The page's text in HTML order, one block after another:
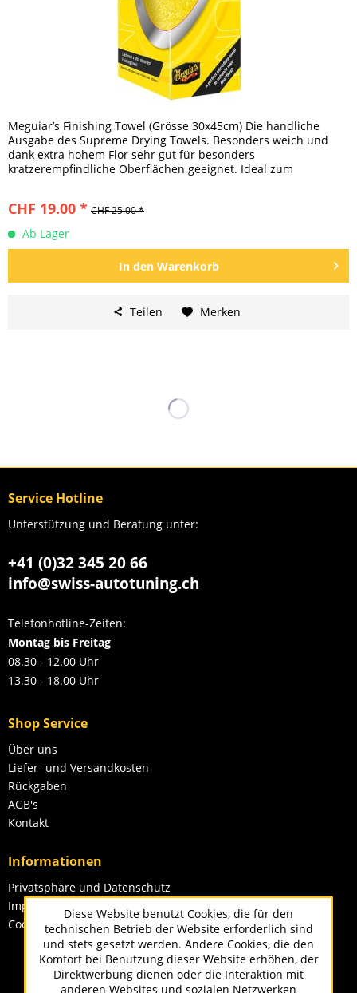
Meguiar’s Finishing Towel (Grösse 30x45cm) Die handliche
Ausgabe des Supreme Drying Towels. Besonders weich und
dank extra hohem Flor sehr gut für besonders
kratzerempfindliche Oberflächen geeignet. Ideal zum
CHF 19.00 * CHF 25.00 *
Ab Lager
In den Warenkorb
Teilen Merken
Service Hotline
Unterstützung und Beratung unter:
+41 (0)32 345 20 66
info@swiss-autotuning.ch
Telefonhotline-Zeiten:
Montag bis Freitag
08.30 - 12.00 Uhr
13.30 - 18.00 Uhr
Shop Service
Über uns
Liefer- und Versandkosten
Rückgaben
AGB's
Kontakt
Informationen
Privatsphäre und Datenschutz
Impressum
Cookie-Einstellungen
Diese Website benutzt Cookies, die für den
technischen Betrieb der Website erforderlich sind
und stets gesetzt werden. Andere Cookies, die den
Komfort bei Benutzung dieser Website erhöhen, der
Direktwerbung dienen oder die Interaktion mit
anderen Websites und sozialen Netzwerken